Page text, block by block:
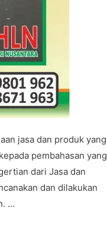
jasa dan produk yang
pembahasan yang
dari Jasa dan
dan dilakukan
…